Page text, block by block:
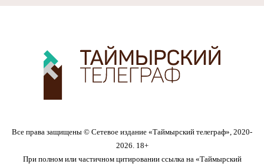
Все права защищены © Сетевое издание «Таймырский телеграф», 2020-
2026. 18+
При полном или частичном цитировании ссылка на «Таймырский